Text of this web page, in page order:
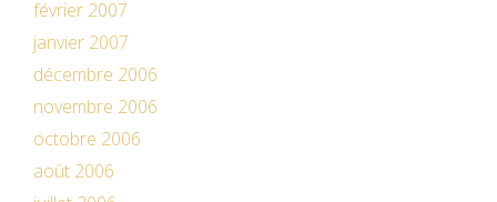
février 2007
janvier 2007
décembre 2006
novembre 2006
octobre 2006
août 2006